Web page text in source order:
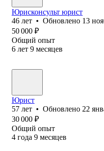
Юрисконсульт юрист
46 лет • Обновлено 13
50 000 ₽
Общий опыт
6 лет 9 месяцев
Юрист
57 лет • Обновлено 22
30 000 ₽
Общий опыт
4 года 9 месяцев